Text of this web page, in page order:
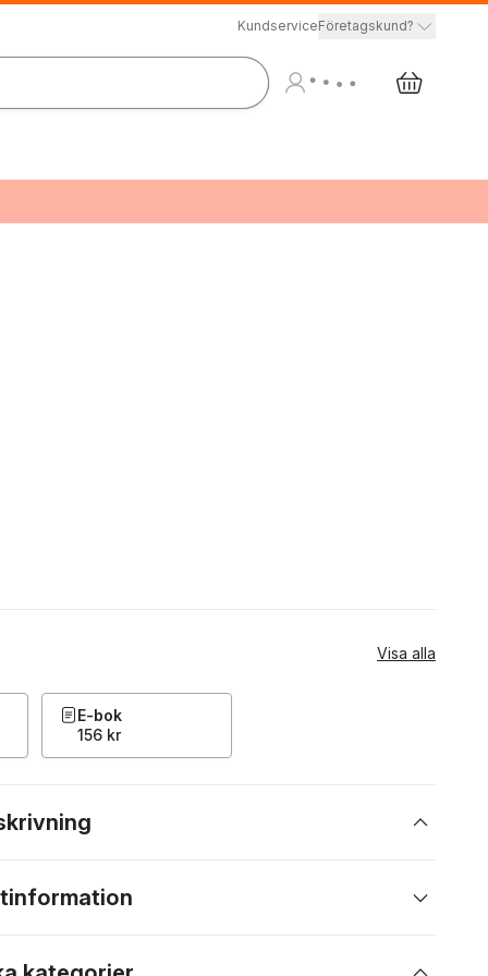
KundserviceFöretagskund?
Visa alla
E-bok
156 kr